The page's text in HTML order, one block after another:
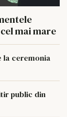
mai mare
la ceremonia
public din